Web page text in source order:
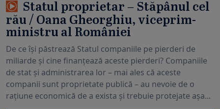
Statul proprietar – Stăpânul cel
rău / Oana Gheorghiu, viceprim-
ministru al României
De ce își păstrează Statul companiile pe pierderi de
miliarde și cine finanțează aceste pierderi? Companiile
de stat și administrarea lor – mai ales că aceste
companii sunt proprietate publică – au nevoie de o
rațiune economică de a exista și trebuie protejate așa...